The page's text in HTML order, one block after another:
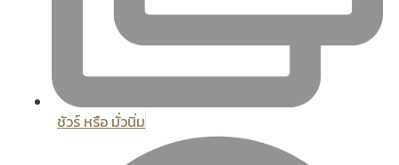
ชัวร์ หรือ มั่วนิ่ม